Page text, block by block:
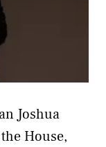
Joshua
House,